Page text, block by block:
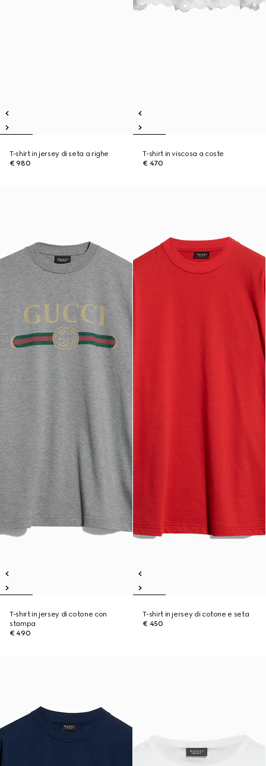
T-shirt in jersey di seta a righe
€ 980
T-shirt in viscosa a coste
€ 470
T-shirt in jersey di cotone con
stampa
€ 490
T-shirt in jersey di cotone e seta
€ 450